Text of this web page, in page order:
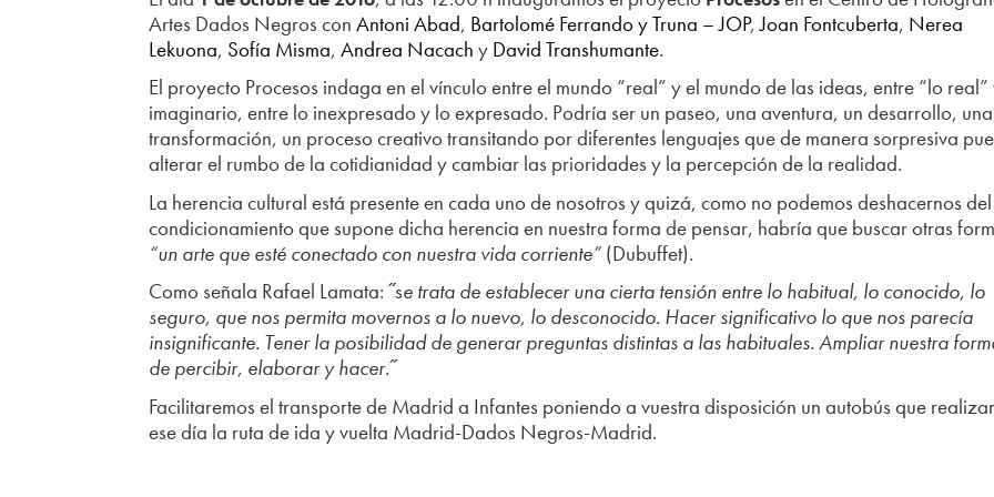
Artes Dados Negros conAntoni Abad, Bartolomé Ferrando y Truna – JOP,Joan Fontcuberta, Nerea
Lekuona, Sofía Misma,Andrea Nacach y David Transhumante.
El proyecto Procesos indaga en el vínculo entre el mundo “real” y el mundo de las ideas, entre “lo real”
imaginario, entre lo inexpresado y lo expresado. Podría ser un paseo, una aventura, un desarrollo, una
transformación, un proceso creativo transitando por diferentes lenguajes que de manera sorpresiva
alterar el rumbo de la cotidianidad y cambiar las prioridades y la percepción de la realidad.
La herencia cultural está presente en cada uno de nosotros y quizá, como no podemos deshacernos del
condicionamiento que supone dicha herencia en nuestra forma de pensar, habría que buscar otras
“un arte que esté conectado con nuestra vida corriente” (Dubuffet).
Como señala Rafael Lamata: ˝se trata de establecer una cierta tensión entre lo habitual, lo conocido, lo
seguro, que nos permita movernos a lo nuevo, lo desconocido. Hacer significativo lo que nos parecía
insignificante. Tener la posibilidad de generar preguntas distintas a las habituales. Ampliar nuestra
de percibir, elaborar y hacer.˝
Facilitaremos el transporte de Madrid a Infantes poniendo a vuestra disposición un autobús que
ese día la ruta de ida y vuelta Madrid-Dados Negros-Madrid.